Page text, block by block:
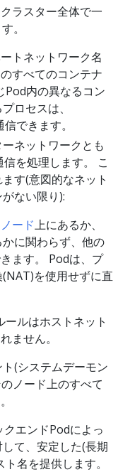
ラスター全体で一
。
トネットワーク名
すべてのコンテナ
Pod内の異なるコン
ロセスは、
できます。
ネットワークとも
を処理します。 こ
す(意図的なネット
ない限り):
ノード上にあるか、
に関わらず、他の
ます。 Podは、プ
を使用せずに直
ルはホストネット
ません。
(システムデーモン
ノード上のすべて
エンドPodによっ
て、安定した(長期
名を提供します。